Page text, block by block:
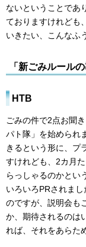
ないということであ
ておりますけれども
いきたい、こんなふ
「新ごみルール
HTB
ごみの件で2点お聞
パト隊」を始められ
きるという形に、プ
すけれども、2カ月
らっしゃるのかとい
いろいろPRされま
のですが、説明会も
か、期待されるのは
れば、それをあらた